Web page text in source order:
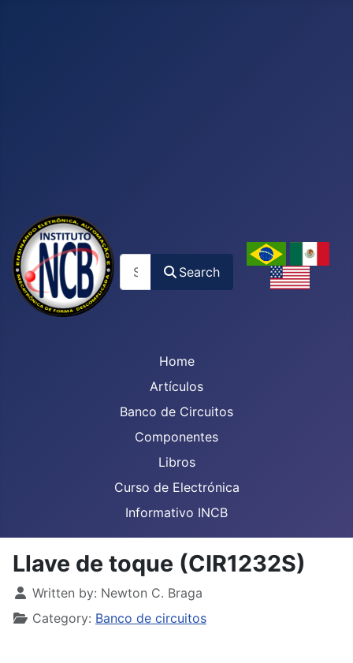
Search
Home
Artículos
Banco de Circuitos
Componentes
Libros
Curso de Electrónica
Informativo INCB
Llave de toque (CIR1232S)
Details
Written by: Newton C. Braga
Category: Banco de circuitos